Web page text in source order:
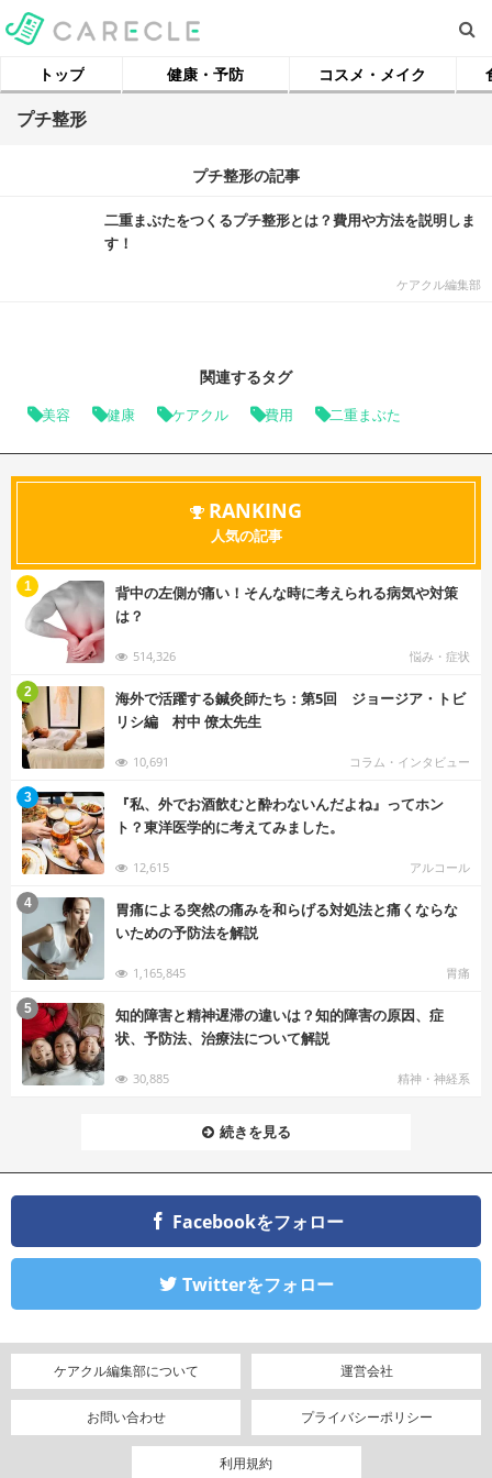
トップ 健康・予防 コスメ・メイク
プチ整形
プチ整形の記事
二重まぶたをつくるプチ整形とは？費用や方法を説明しま
す！
ケアクル編集部
関連するタグ
美容 健康 ケアクル 費用 二重まぶた
RANKING
人気の記事
背中の左側が痛い！そんな時に考えられる病気や対策
は？
514,326 悩み・症状
1
海外で活躍する鍼灸師たち：第5回 ジョージア・トビ
リシ編 村中 僚太先生
10,691 コラム・インタビュー
2
『私、外でお酒飲むと酔わないんだよね』ってホン
ト？東洋医学的に考えてみました。
12,615 アルコール
3
胃痛による突然の痛みを和らげる対処法と痛くならな
いための予防法を解説
1,165,845 胃痛
4
知的障害と精神遅滞の違いは？知的障害の原因、症
状、予防法、治療法について解説
30,885 精神・神経系
5
続きを見る
Facebookをフォロー
Twitterをフォロー
ケアクル編集部について 運営会社
お問い合わせ プライバシーポリシー
利用規約